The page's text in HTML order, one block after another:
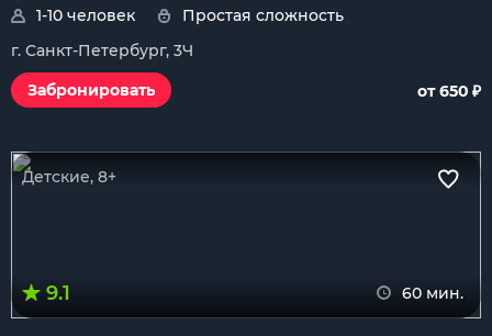
1-10 человек
Простая сложность
г. Санкт-Петербург, 3Ч
Забронировать
от 650 ₽
Детские, 8+
9.1 60 мин.